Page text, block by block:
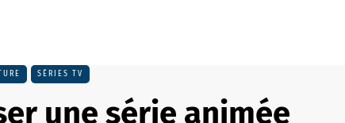
SÉRIES TV
une série animée